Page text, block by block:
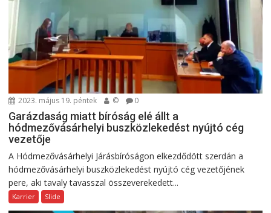
2023. május 19. péntek © 0
Garázdaság miatt bíróság elé állt a
hódmezővásárhelyi buszközlekedést nyújtó cég
vezetője
A Hódmezővásárhelyi Járásbíróságon elkezdődött szerdán a
hódmezővásárhelyi buszközlekedést nyújtó cég vezetőjének
pere, aki tavaly tavasszal összeverekedett...
Karrier Slide